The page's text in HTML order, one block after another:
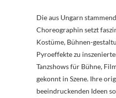
Die aus Ungarn
Choreographin setzt
Kostüme, Bühnen-
Pyroeffekte zu
Tanzshows für Bühne,
gekonnt in Szene. Ihre
beeindruckenden Ideen